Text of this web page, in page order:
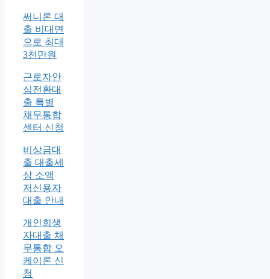
써니론 대
출 비대면
으로 최대
3천만원
근로자안
심전환대
출 특별
채무통합
센터 신청
비상금대
출 대출세
상 소액
저신용자
대출 안내
개인회생
자대출 채
무통합 오
케이론 신
청